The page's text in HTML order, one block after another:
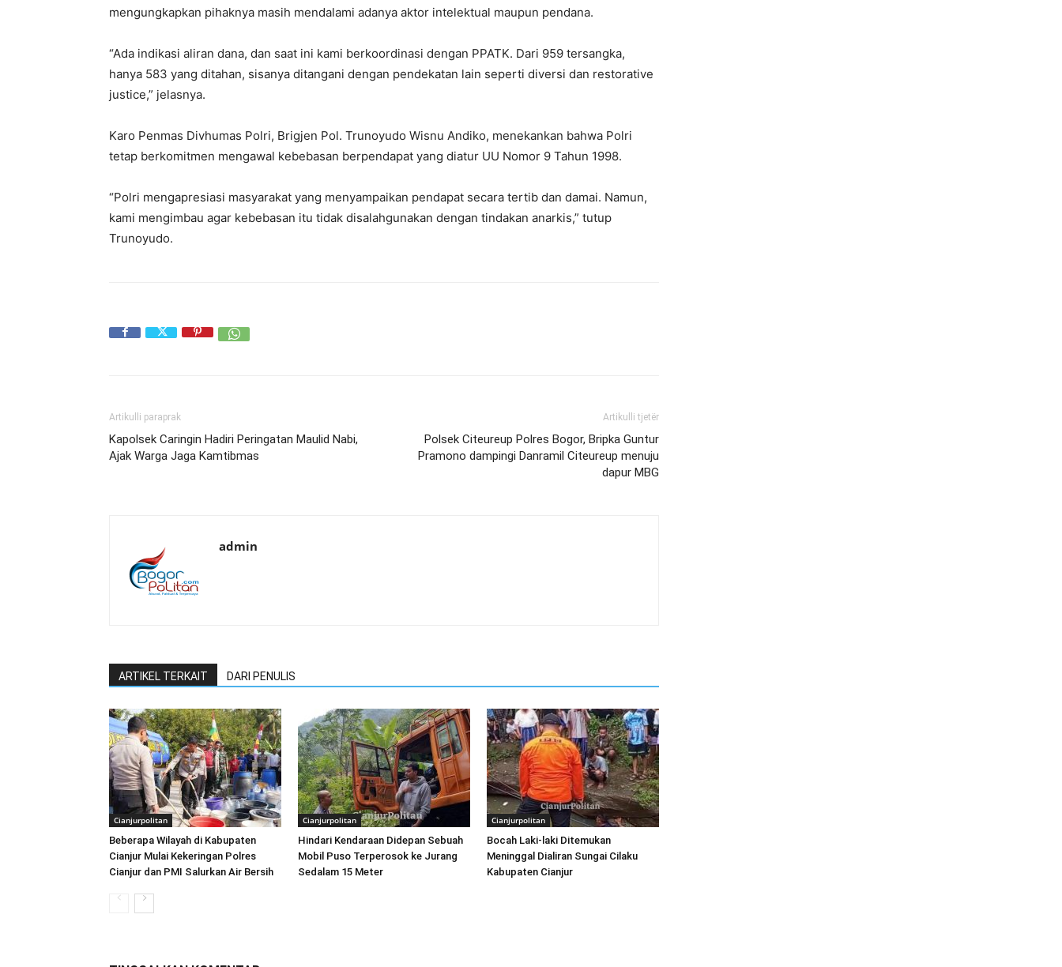
mengungkapkan pihaknya masih mendalami adanya aktor intelektual maupun pendana.
“Ada indikasi aliran dana, dan saat ini kami berkoordinasi dengan PPATK. Dari 959 tersangka,
hanya 583 yang ditahan, sisanya ditangani dengan pendekatan lain seperti diversi dan restorative
justice,” jelasnya.
Karo Penmas Divhumas Polri, Brigjen Pol. Trunoyudo Wisnu Andiko, menekankan bahwa Polri
tetap berkomitmen mengawal kebebasan berpendapat yang diatur UU Nomor 9 Tahun 1998.
“Polri mengapresiasi masyarakat yang menyampaikan pendapat secara tertib dan damai. Namun,
kami mengimbau agar kebebasan itu tidak disalahgunakan dengan tindakan anarkis,” tutup
Trunoyudo.
Artikulli paraprak
Kapolsek Caringin Hadiri Peringatan Maulid Nabi,
Ajak Warga Jaga Kamtibmas
Artikulli tjetër
Polsek Citeureup Polres Bogor, Bripka Guntur
Pramono dampingi Danramil Citeureup menuju
dapur MBG
admin
ARTIKEL TERKAIT DARI PENULIS
Cianjurpolitan
Beberapa Wilayah di Kabupaten
Cianjur Mulai Kekeringan Polres
Cianjur dan PMI Salurkan Air Bersih
Cianjurpolitan
Hindari Kendaraan Didepan Sebuah
Mobil Puso Terperosok ke Jurang
Sedalam 15 Meter
Cianjurpolitan
Bocah Laki-laki Ditemukan
Meninggal Dialiran Sungai Cilaku
Kabupaten Cianjur